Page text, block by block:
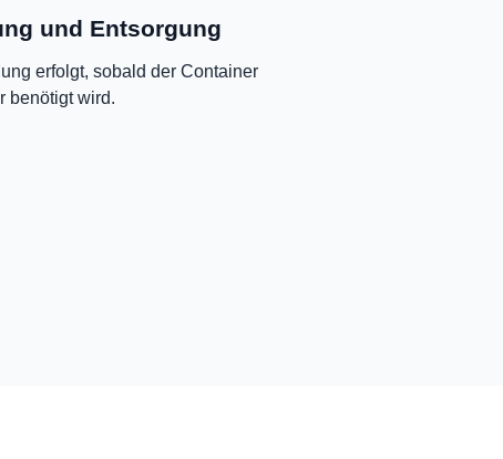
und Entsorgung
erfolgt, sobald der Container
benötigt wird.